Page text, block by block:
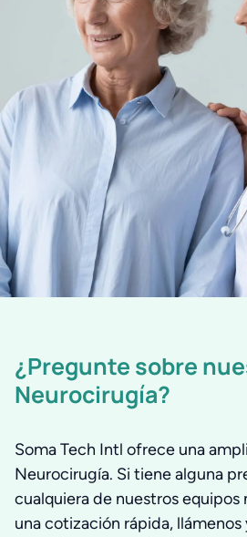
¿Pregunte sobre
Neurocirugía?
Soma Tech Intl ofrece una
Neurocirugía. Si tiene alguna
cualquiera de nuestros
una cotización rápida,